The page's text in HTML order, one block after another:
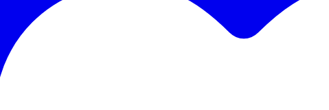
beschermhoes
ISA 02 bladmuziekstandaard